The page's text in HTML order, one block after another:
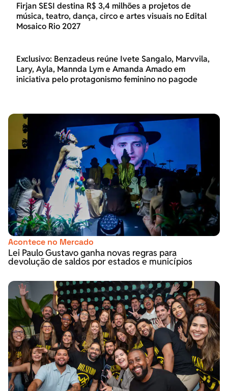
Firjan SESI destina R$ 3,4 milhões a projetos de
música, teatro, dança, circo e artes visuais no Edital
Mosaico Rio 2027
Exclusivo: Benzadeus reúne Ivete Sangalo, Marvvila,
Lary, Ayla, Mannda Lym e Amanda Amado em
iniciativa pelo protagonismo feminino no pagode
Acontece no Mercado
Lei Paulo Gustavo ganha novas regras para
devolução de saldos por estados e municípios